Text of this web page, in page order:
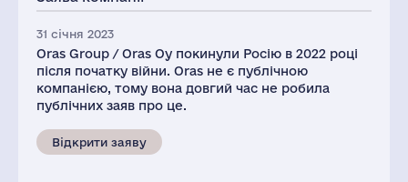
31 січня 2023
Oras Group / Oras Oy покинули Росію в 2022 році
після початку війни. Oras не є публічною
компанією, тому вона довгий час не робила
публічних заяв про це.
Відкрити заяву